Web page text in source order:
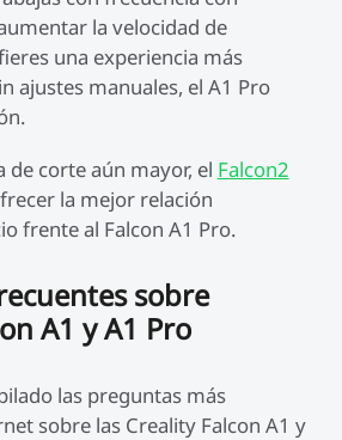
la velocidad de
una experiencia más
ajustes manuales, el A1 Pro
de corte aún mayor, el Falcon2
la mejor relación
frente al Falcon A1 Pro.
sobre
A1 y A1 Pro
las preguntas más
sobre las Creality Falcon A1 y